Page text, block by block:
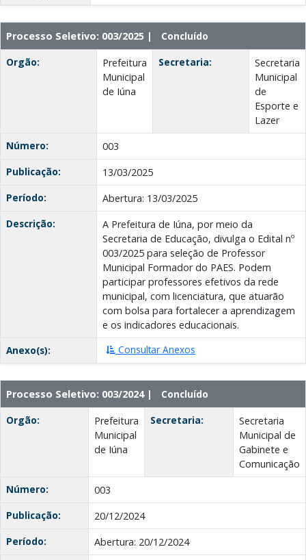
Processo Seletivo: 003/2025 | Concluído
Orgão:
Prefeitura
Municipal
de Iúna
Secretaria:
Secretaria
Municipal
de
Esporte e
Lazer
Número:
003
Publicação:
13/03/2025
Período:
Abertura: 13/03/2025
Descrição:
A Prefeitura de Iúna, por meio da
Secretaria de Educação, divulga o Edital nº
003/2025 para seleção de Professor
Municipal Formador do PAES. Podem
participar professores efetivos da rede
municipal, com licenciatura, que atuarão
com bolsa para fortalecer a aprendizagem
e os indicadores educacionais.
Anexo(s):
Consultar Anexos
Processo Seletivo: 003/2024 | Concluído
Orgão:
Prefeitura
Municipal
de Iúna
Secretaria:
Secretaria
Municipal de
Gabinete e
Comunicação
Número:
003
Publicação:
20/12/2024
Período:
Abertura: 20/12/2024